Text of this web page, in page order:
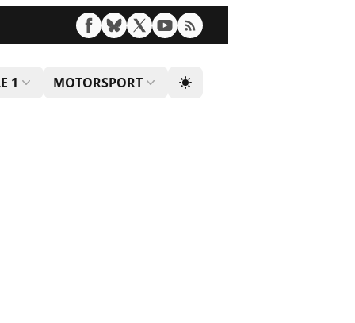
1 MOTORSPORT